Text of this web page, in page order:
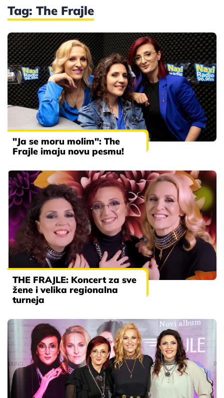
Tag: The Frajle
"Ja se moru molim": The
Frajle imaju novu pesmu!
THE FRAJLE: Koncert za sve
žene i velika regionalna
turneja